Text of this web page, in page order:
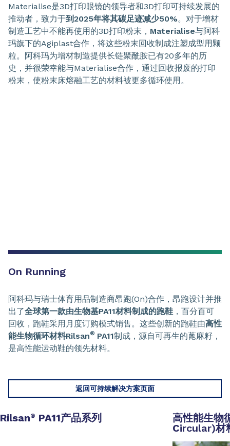
Materialise是3D打印眼镜的领导者和3D打印可持续发展的
推动者，致力于到2025年将其碳足迹减少50%。对于增材
制造工艺中不能再使用的3D打印粉末， Materialise与阿科
玛旗下的Agiplast合作，将这些粉末回收制成注塑成型用颗
粒。阿科玛为增材制造提供长链聚酰胺已有20多年的历
史，并很荣幸能与Materialise合作，通过回收报废的打印
粉末，使粉末床熔融工艺的材料被更多循环使用。
On Running
阿科玛与瑞士体育用品制造商昂跑(On)合作，昂跑设计并推
出了全球第一款由生物基PA11材料制成的跑鞋 ，百分百可
回收，跑鞋采用月度订购模式销售。这些创新的跑鞋由高性
能生物循环材料Rilsan® PA11制成，源自可再生的蓖麻籽，
是高性能运动鞋的领先材料。
返回可持续解决方案页面
Rilsan® PA11产品系列
高性能生物
Circular)材